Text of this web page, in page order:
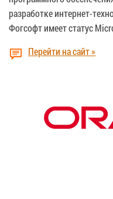
разработке интернет-
Фогсофт имеет статус
Перейти на сайт »